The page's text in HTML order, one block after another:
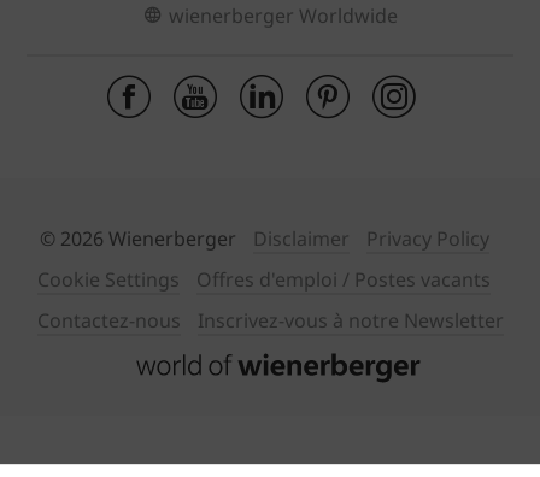
wienerberger Worldwide
© 2026 Wienerberger Disclaimer
Privacy Policy
Cookie Settings
Offres d'emploi / Postes vacants
Contactez-nous
Inscrivez-vous à notre Newsletter